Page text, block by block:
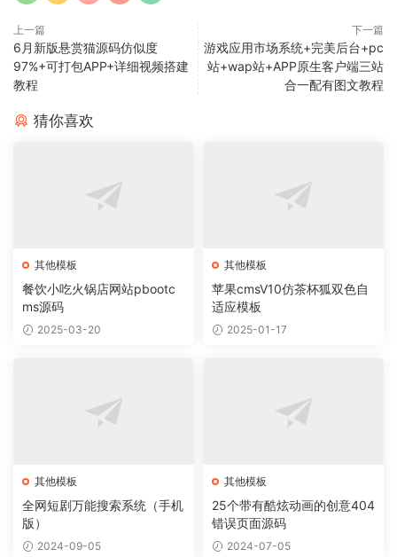
上一篇
6月新版悬赏猫源码仿似度
97%+可打包APP+详细视频搭建
教程
下一篇
游戏应用市场系统+完美后台+pc
站+wap站+APP原生客户端三站
合一配有图文教程
猜你喜欢
其他模板
餐饮小吃火锅店网站pbootc
ms源码
2025-03-20
其他模板
苹果cmsV10仿茶杯狐双色自
适应模板
2025-01-17
其他模板
全网短剧万能搜索系统（手机
版）
2024-09-05
其他模板
25个带有酷炫动画的创意404
错误页面源码
2024-07-05